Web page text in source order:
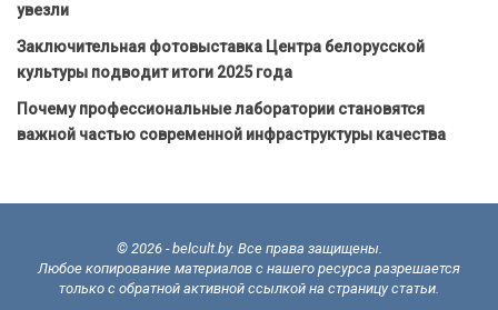
увезли
Заключительная фотовыставка Центра белорусской
культуры подводит итоги 2025 года
Почему профессиональные лаборатории становятся
важной частью современной инфраструктуры качества
© 2026 - belcult.by. Все права защищены.
Любое копирование материалов с нашего ресурса разрешается
только с обратной активной ссылкой на страницу статьи.